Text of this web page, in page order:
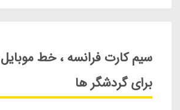
سیم کارت فرانسه ، خط
برای گردشگر ها